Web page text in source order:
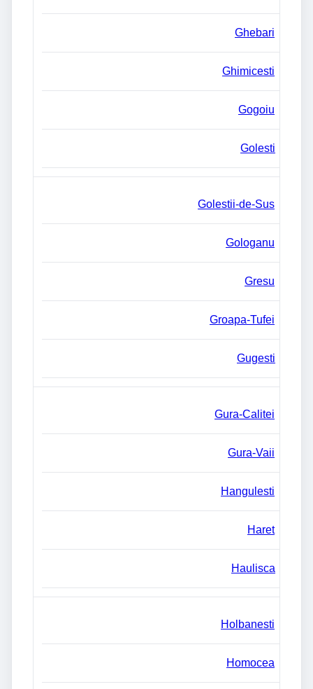
Ghebari
Ghimicesti
Gogoiu
Golesti
Golestii-de-Sus
Gologanu
Gresu
Groapa-Tufei
Gugesti
Gura-Calitei
Gura-Vaii
Hangulesti
Haret
Haulisca
Holbanesti
Homocea